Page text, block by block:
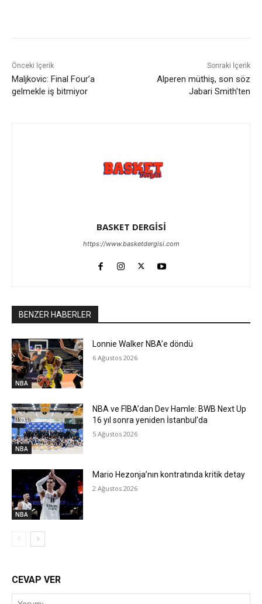
Önceki İçerik
Maljkovic: Final Four’a
gelmekle iş bitmiyor
Sonraki İçerik
Alperen müthiş, son söz
Jabari Smith'ten
BASKET DERGİSİ
https://www.basketdergisi.com
BENZER HABERLER
NBA
Lonnie Walker NBA’e döndü
6 Ağustos 2026
NBA
NBA ve FIBA’dan Dev Hamle: BWB Next Up
16 yıl sonra yeniden İstanbul’da
5 Ağustos 2026
NBA
Mario Hezonja’nın kontratında kritik detay
2 Ağustos 2026
CEVAP VER